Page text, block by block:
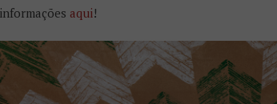
aqui!